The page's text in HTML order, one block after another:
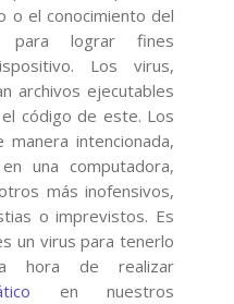
o el conocimiento del
para lograr fines
Los virus,
archivos ejecutables
código de este. Los
intencionada,
una computadora,
más inofensivos,
o imprevistos. Es
un virus para tenerlo
hora de realizar
en nuestros